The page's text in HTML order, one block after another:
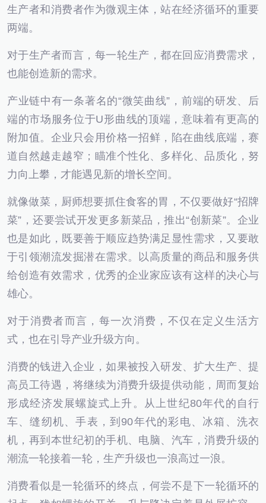
生产者和消费者作为微观主体，站在经济循环的重要
两端。
对于生产者而言，每一轮生产，都在回应消费需求，
也能创造新的需求。
产业链中有一条著名的“微笑曲线”，前端的研发、后
端的市场服务位于U形曲线的顶端，意味着有更高的
附加值。企业只会用价格一招鲜，陷在曲线底端，赛
道自然越走越窄；瞄准个性化、多样化、品质化，努
力向上攀，才能遇见新的增长空间。
就像做菜，厨师想要抓住食客的胃，不仅要做好“招牌
菜”，还要尝试开发更多新菜品，推出“创新菜”。企业
也是如此，既要善于顺应趋势满足显性需求，又要敢
于引领潮流发掘潜在需求。以高质量的商品和服务供
给创造有效需求，优秀的企业家应该有这样的决心与
雄心。
对于消费者而言，每一次消费，不仅在定义生活方
式，也在引导产业升级方向。
消费的钱进入企业，如果被投入研发、扩大生产、提
高员工待遇，将继续为消费升级提供动能，周而复始
形成经济发展螺旋式上升。从上世纪80年代的自行
车、缝纫机、手表，到90年代的彩电、冰箱、洗衣
机，再到本世纪初的手机、电脑、汽车，消费升级的
潮流一轮接着一轮，生产升级也一浪高过一浪。
消费看似是一轮循环的终点，何尝不是下一轮循环的